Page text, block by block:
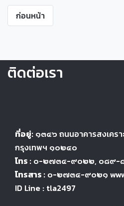
ก่อนหน้า
ติดต่อเรา
ที่อยู่: ๑๓๔๖ ถนนอาคารสงเคร
กรุงเทพฯ ๑๐๒๔๐
โทร : ๐-๒๗๓๔-๙๐๒๒, ๐๘๙
โทรสาร : ๐-๒๗๓๔-๙๐๒๑
ID Line : tla2497